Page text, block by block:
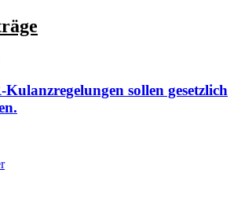
sollen gesetzlich